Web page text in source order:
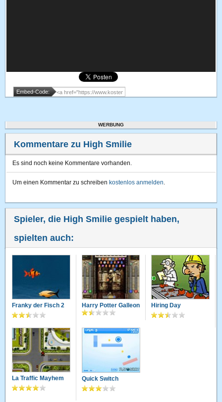
Embed-Code:
WERBUNG
Kommentare zu High Smilie
Es sind noch keine Kommentare vorhanden.
Um einen Kommentar zu schreiben kostenlos anmelden.
Spieler, die High Smilie gespielt haben,
spielten auch:
Franky der Fisch 2 Harry Potter Galleon Hiring Day
La Traffic Mayhem Quick Switch